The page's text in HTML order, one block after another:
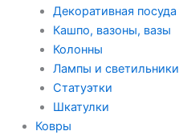
Декоративная посуда
Кашпо, вазоны, вазы
Колонны
Лампы и светильники
Статуэтки
Шкатулки
Ковры